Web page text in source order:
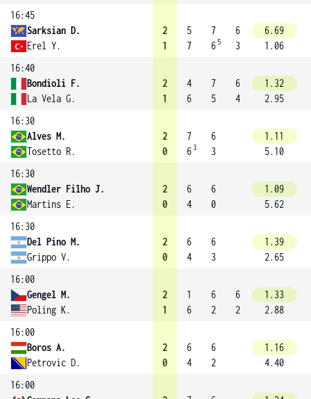
16:45
Sarksian D.
Erel Y.
2
1
5
7
7
6 5
6
3
6.69
1.06
16:40
Bondioli F.
La Vela G.
2
1
4
6
7
5
6
4
1.32
2.95
16:30
Alves M.
Tosetto R.
2
0
7
6 3
6
3
1.11
5.10
16:30
Wendler Filho J.
Martins E.
2
0
6
4
6
0
1.09
5.62
16:30
Del Pino M.
Grippo V.
2
0
6
4
6
3
1.39
2.65
16:00
Gengel M.
Poling K.
2
1
1
6
6
2
6
2
1.33
2.88
16:00
Boros A.
Petrovic D.
2
0
6
4
6
2
1.16
4.40
16:00